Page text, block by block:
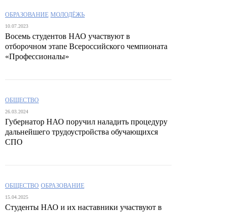
ОБРАЗОВАНИЕ МОЛОДЁЖЬ
10.07.2023
Восемь студентов НАО участвуют в
отборочном этапе Всероссийского чемпионата
«Профессионалы»
ОБЩЕСТВО
26.03.2024
Губернатор НАО поручил наладить процедуру
дальнейшего трудоустройства обучающихся
СПО
ОБЩЕСТВО ОБРАЗОВАНИЕ
15.04.2025
Студенты НАО и их наставники участвуют в